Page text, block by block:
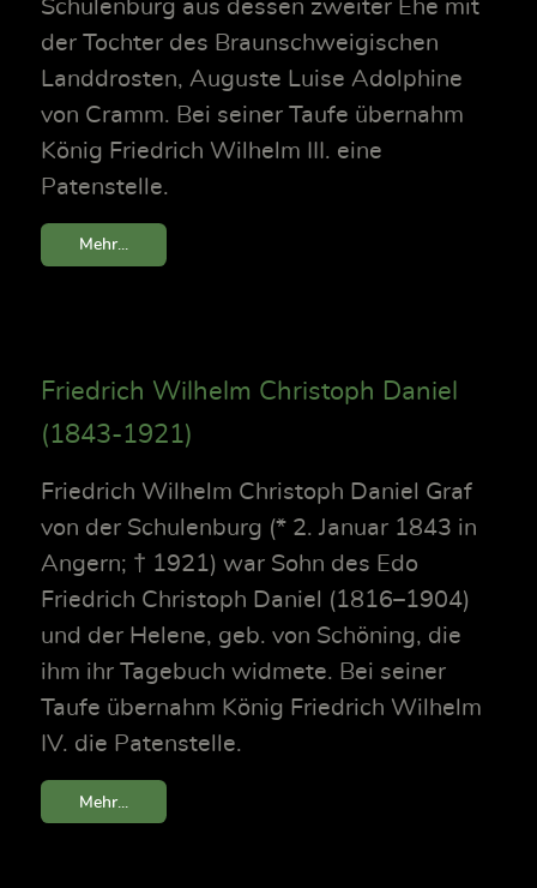
Schulenburg aus dessen zweiter Ehe mit
der Tochter des Braunschweigischen
Landdrosten, Auguste Luise Adolphine
von Cramm. Bei seiner Taufe übernahm
König Friedrich Wilhelm III. eine
Patenstelle.
Mehr...
Friedrich Wilhelm Christoph Daniel
(1843-1921)
Friedrich Wilhelm Christoph Daniel Graf
von der Schulenburg (* 2. Januar 1843 in
Angern; † 1921) war Sohn des Edo
Friedrich Christoph Daniel (1816–1904)
und der Helene, geb. von Schöning, die
ihm ihr Tagebuch widmete. Bei seiner
Taufe übernahm König Friedrich Wilhelm
IV. die Patenstelle.
Mehr...